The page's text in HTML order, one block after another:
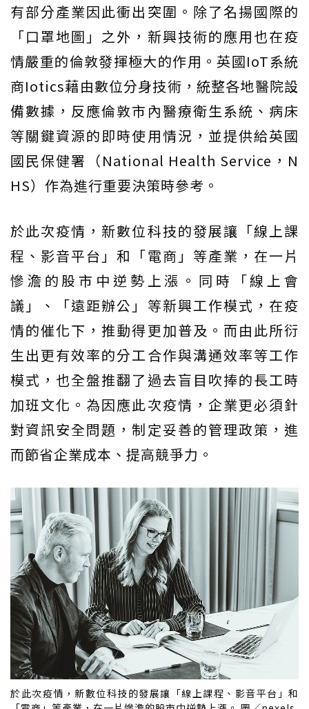
有部分產業因此衝出突圍。除了名揚國際的
「口罩地圖」之外，新興技術的應用也在疫
情嚴重的倫敦發揮極大的作用。英國IoT系統
商Iotics藉由數位分身技術，統整各地醫院設
備數據，反應倫敦市內醫療衛生系統、病床
等關鍵資源的即時使用情況，並提供給英國
國民保健署（National Health Service，N
HS）作為進行重要決策時參考。
於此次疫情，新數位科技的發展讓「線上課
程、影音平台」和「電商」等產業，在一片
慘澹的股市中逆勢上漲。同時「線上會
議」、「遠距辦公」等新興工作模式，在疫
情的催化下，推動得更加普及。而由此所衍
生出更有效率的分工合作與溝通效率等工作
模式，也全盤推翻了過去盲目吹捧的長工時
加班文化。為因應此次疫情，企業更必須針
對資訊安全問題，制定妥善的管理政策，進
而節省企業成本、提高競爭力。
於此次疫情，新數位科技的發展讓「線上課程、影音平台」和